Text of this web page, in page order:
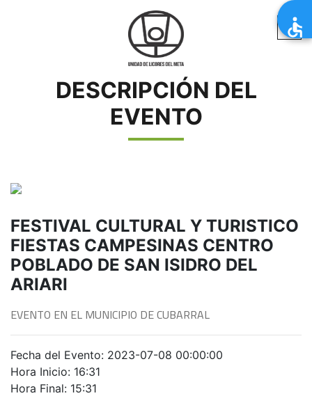
DESCRIPCIÓN DEL
EVENTO
FESTIVAL CULTURAL Y TURISTICO
FIESTAS CAMPESINAS CENTRO
POBLADO DE SAN ISIDRO DEL
ARIARI
EVENTO EN EL MUNICIPIO DE CUBARRAL
Fecha del Evento: 2023-07-08 00:00:00
Hora Inicio: 16:31
Hora Final: 15:31